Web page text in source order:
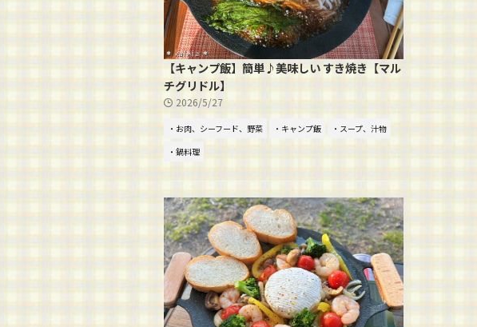
【キャンプ飯】簡単♪美味しい すき焼き【マル
チグリドル】
2026/5/27
・お肉、シーフード、野菜 ・キャンプ飯
・スープ、汁物
・鍋料理